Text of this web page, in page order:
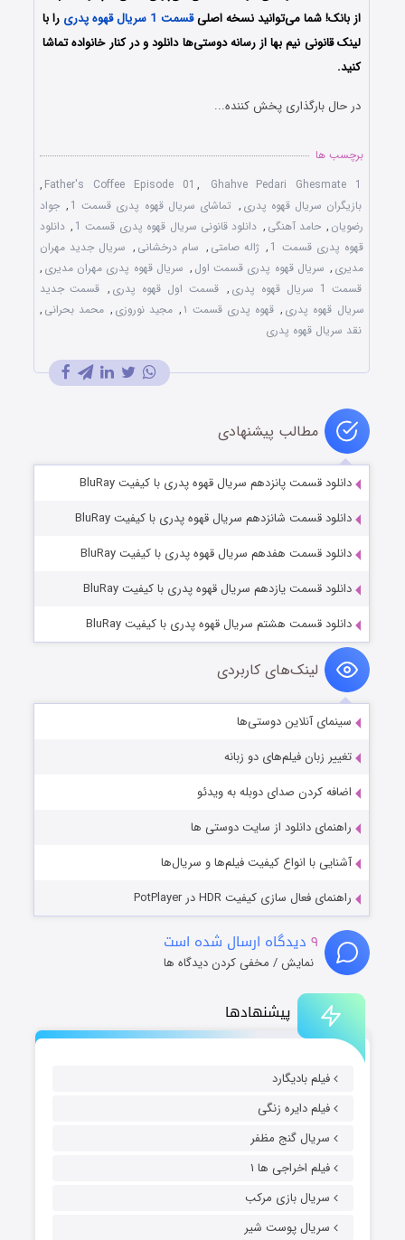
پیشنهادها
فیلم بادیگارد
فیلم دایره زنگی
سریال گنج مظفر
فیلم اخراجی ها ۱
سریال بازی مرکب
سریال پوست شیر
از بانک! شما می‌توانید نسخه اصلیقسمت 1 سریال قهوه پدری
را با
لینک قانونی نیم بها از رسانه دوستی‌ها دانلود و در کنار خانواده تماشا
کنید.
در حال بارگذاری پخش کننده...
برچسب ها
Father's Coffee Episode 01 , Ghahve Pedari Ghesmate 1
,
بازیگران سریال قهوه پدری , تماشای سریال قهوه پدری قسمت 1 , جواد
رضویان , حامد آهنگی , دانلود قانونی سریال قهوه پدری قسمت 1 , دانلود
قهوه پدری قسمت 1
, ژاله صامتی , سام درخشانی , سریال جدید مهران
مدیری , سریال قهوه پدری قسمت اول , سریال قهوه پدری مهران مدیری ,
قسمت 1 سریال قهوه پدری
, قسمت اول قهوه پدری , قسمت جدید
سریال قهوه پدری , قهوه پدری قسمت ۱ , مجید نوروزی , محمد بحرانی ,
نقد سریال قهوه پدری
مطالب پیشنهادی
دانلود قسمت پانزدهم سریال قهوه پدری با کیفیت BluRay
دانلود قسمت شانزدهم سریال قهوه پدری با کیفیت BluRay
دانلود قسمت هفدهم سریال قهوه پدری با کیفیت BluRay
دانلود قسمت یازدهم سریال قهوه پدری با کیفیت BluRay
دانلود قسمت هشتم سریال قهوه پدری با کیفیت BluRay
لینک‌های کاربردی
سینمای آنلاین دوستی‌ها
تغییر زبان فیلم‌های دو زبانه
اضافه کردن صدای دوبله به ویدئو
راهنمای دانلود از سایت دوستی ها
آشنایی با انواع کیفیت فیلم‌ها و سریال‌ها
راهنمای فعال سازی کیفیت HDR در PotPlayer
۹ دیدگاه ارسال شده است
نمایش / مخفی کردن دیدگاه ها